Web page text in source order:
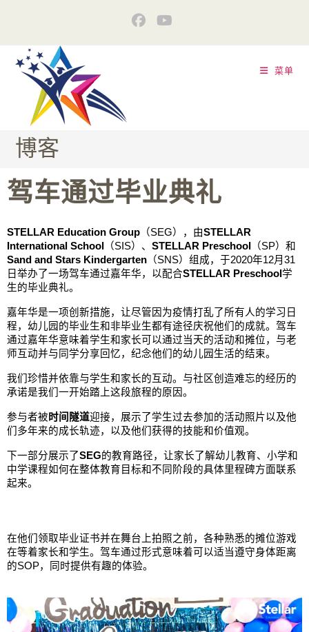
菜单
博客
驾车通过毕业典礼
STELLAR Education Group （SEG），由STELLAR
International School
（SIS）、 STELLAR Preschool
（SP）和
Sand and Stars Kindergarten （SNS）组成，于2020年12月31
日举办了一场驾车通过嘉年华，以配合STELLAR Preschool 学
生的毕业典礼。
嘉年华是一项创新措施，让尽管因为疫情打乱了所有人的学习日
程，幼儿园的毕业生和非毕业生都有途径庆祝他们的成就。驾车
通过嘉年华意味着学生和家长可以通过当天的活动和摊位，与老
师互动并与同学分享回忆，纪念他们的幼儿园生活的结束。
我们珍惜并依靠与学生和家长的互动。与社区创造难忘的经历的
承诺是我们一开始踏上这段旅程的原因。
参与者被时间隧道迎接，展示了学生过去参加的活动照片以及他
们多年来的成长轨迹，以及他们获得的技能和价值观。
下一部分展示了SEG的教育路径，让家长了解幼儿教育、小学和
中学课程如何在整体教育目标和不同阶段的具体里程碑方面联系
起来。
在他们领取毕业证书并在舞台上拍照之前，各种熟悉的摊位游戏
在等着家长和学生。驾车通过形式意味着可以适当遵守身体距离
的SOP，同时提供有趣的体验。